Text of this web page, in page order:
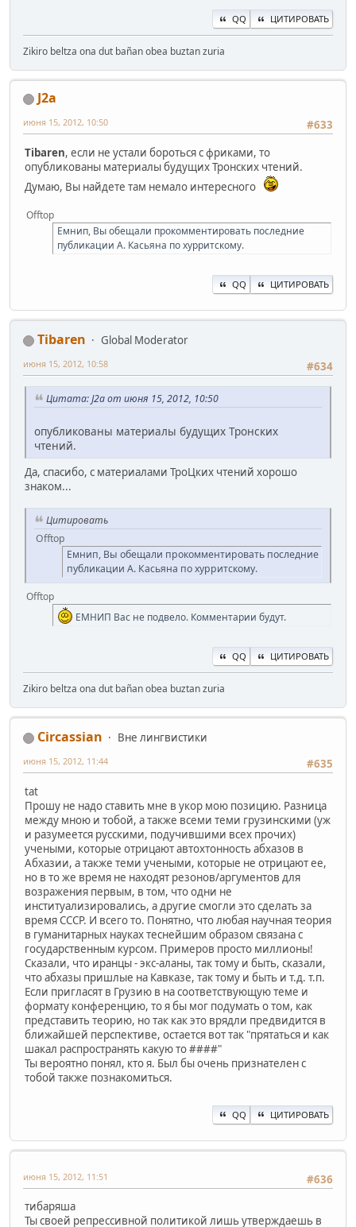
QQ ЦИТИРОВАТЬ
Zikiro beltza ona dut bañan obea buztan zuria
J2a
#633
июня 15, 2012, 10:50
Tibaren, если не устали бороться с фриками, то
опубликованы материалы будущих Тронских чтений.
Думаю, Вы найдете там немало интересного
Offtop
Емнип, Вы обещали прокомментировать последние
публикации А. Касьяна по хурритскому.
QQ ЦИТИРОВАТЬ
Tibaren
Global Moderator
#634
июня 15, 2012, 10:58
Цитата: J2a от июня 15, 2012, 10:50
опубликованы материалы будущих Тронских
чтений.
Да, спасибо, с материалами ТроЦких чтений хорошо
знаком...
Цитировать
Offtop
Емнип, Вы обещали прокомментировать последние
публикации А. Касьяна по хурритскому.
Offtop
ЕМНИП Вас не подвело. Комментарии будут.
QQ ЦИТИРОВАТЬ
Zikiro beltza ona dut bañan obea buztan zuria
Circassian
Вне лингвистики
#635
июня 15, 2012, 11:44
tat
Прошу не надо ставить мне в укор мою позицию. Разница
между мною и тобой, а также всеми теми грузинскими (уж
и разумеется русскими, подучившими всех прочих)
учеными, которые отрицают автохтонность абхазов в
Абхазии, а также теми учеными, которые не отрицают ее,
но в то же время не находят резонов/аргументов для
возражения первым, в том, что одни не
институализировались, а другие смогли это сделать за
время СССР. И всего то. Понятно, что любая научная теория
в гуманитарных науках теснейшим образом связана с
государственным курсом. Примеров просто миллионы!
Сказали, что иранцы - экс-аланы, так тому и быть, сказали,
что абхазы пришлые на Кавказе, так тому и быть и т.д. т.п.
Если пригласят в Грузию в на соответствующую теме и
формату конференцию, то я бы мог подумать о том, как
представить теорию, но так как это врядли предвидится в
ближайшей перспективе, остается вот так "прятаться и как
шакал распространять какую то ####"
Ты вероятно понял, кто я. Был бы очень признателен с
тобой также познакомиться.
QQ ЦИТИРОВАТЬ
#636
июня 15, 2012, 11:51
тибаряша
Ты своей репрессивной политикой лишь утверждаешь в